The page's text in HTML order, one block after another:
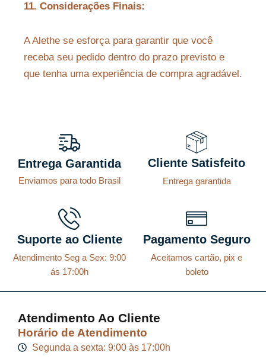
11. Considerações Finais:
A Alethe se esforça para garantir que você
receba seu pedido dentro do prazo previsto e
que tenha uma experiência de compra agradável.
Entrega Garantida
Enviamos para todo Brasil
Cliente Satisfeito
Entrega garantida
Suporte ao Cliente
Atendimento Seg a Sex: 9:00
ás 17:00h
Pagamento Seguro
Aceitamos cartão, pix e
boleto
Atendimento Ao Cliente
Horário de Atendimento
Segunda a sexta: 9:00 às 17:00h